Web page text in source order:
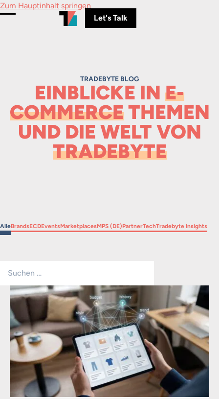
Zum Hauptinhalt springen
Menü umschalten
Let's Talk
TRADEBYTE BLOG
EINBLICKE IN E-
COMMERCETHEMEN
UND DIE WELT VON
TRADEBYTE
Filtern nach
AlleFiltern nach
BrandsFiltern nach
ECDFiltern nach
EventsFiltern nach
MarketplacesFiltern nach
MPS (DE)Filtern nach
PartnerFiltern nach
TechFiltern nach
Tradebyte Insights